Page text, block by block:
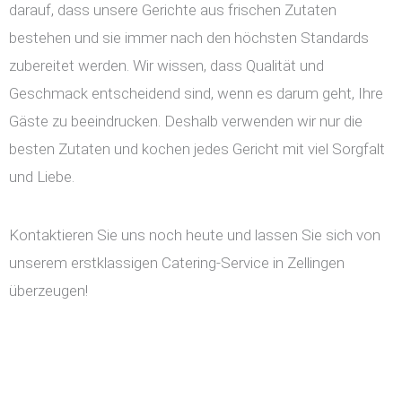
darauf, dass unsere Gerichte aus frischen Zutaten
bestehen und sie immer nach den höchsten Standards
zubereitet werden. Wir wissen, dass Qualität und
Geschmack entscheidend sind, wenn es darum geht, Ihre
Gäste zu beeindrucken. Deshalb verwenden wir nur die
besten Zutaten und kochen jedes Gericht mit viel Sorgfalt
und Liebe.
Kontaktieren Sie uns noch heute und lassen Sie sich von
unserem erstklassigen Catering-Service in Zellingen
überzeugen!